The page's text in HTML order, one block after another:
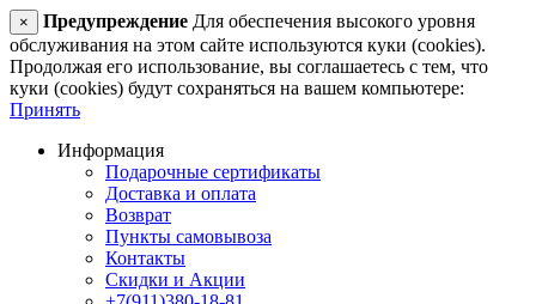
× Предупреждение Для обеспечения высокого уровня
обслуживания на этом сайте используются куки (cookies).
Продолжая его использование, вы соглашаетесь с тем, что
куки (cookies) будут сохраняться на вашем компьютере:
Принять
Информация
Подарочные сертификаты
Доставка и оплата
Возврат
Пункты самовывоза
Контакты
Скидки и Акции